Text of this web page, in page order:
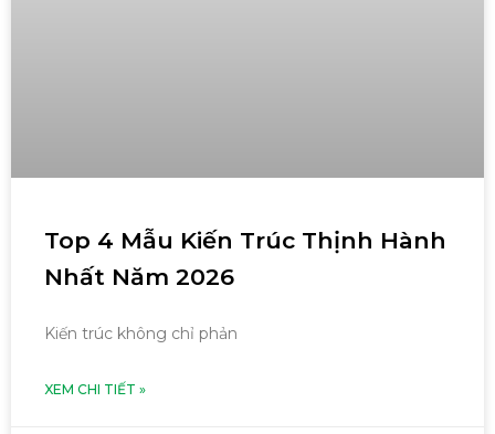
Top 4 Mẫu Kiến Trúc Thịnh Hành
Nhất Năm 2026
Kiến trúc không chỉ phản
XEM CHI TIẾT »